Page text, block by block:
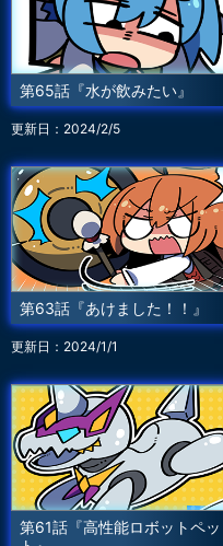
第65話『水が飲みたい』
更新日：2024/2/5
第63話『あけました！！』
更新日：2024/1/1
第61話『高性能ロボットペッ